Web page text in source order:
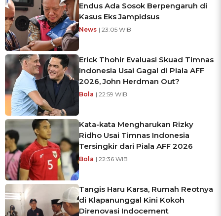
Endus Ada Sosok Berpengaruh di
Kasus Eks Jampidsus
News | 23:05 WIB
Erick Thohir Evaluasi Skuad Timnas
Indonesia Usai Gagal di Piala AFF
2026, John Herdman Out?
Bola | 22:59 WIB
Kata-kata Mengharukan Rizky
Ridho Usai Timnas Indonesia
Tersingkir dari Piala AFF 2026
Bola | 22:36 WIB
Tangis Haru Karsa, Rumah Reotnya
di Klapanunggal Kini Kokoh
Direnovasi Indocement